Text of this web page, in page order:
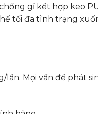
gỉ kết hợp keo
tối đa tình trạng
lần. Mọi vấn đề phát